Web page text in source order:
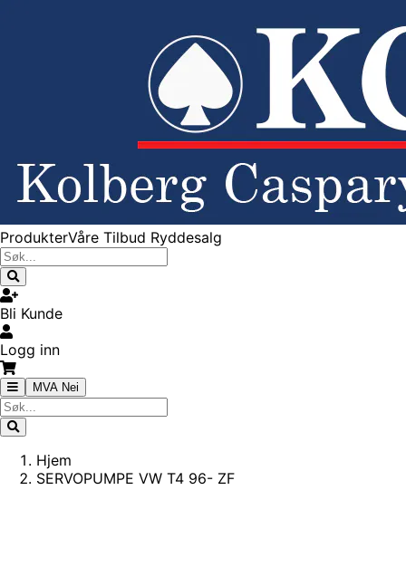
ProdukterVåre Tilbud Ryddesalg
Bli Kunde
Logg inn
MVA Nei
Hjem
SERVOPUMPE VW T4 96- ZF